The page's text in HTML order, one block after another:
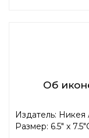
Об
Издатель:
Размер: 6.5" x